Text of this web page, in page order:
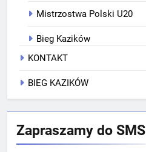
Mistrzostwa Polski U20
Bieg Kazików
KONTAKT
BIEG KAZIKÓW
Zapraszamy do SMS